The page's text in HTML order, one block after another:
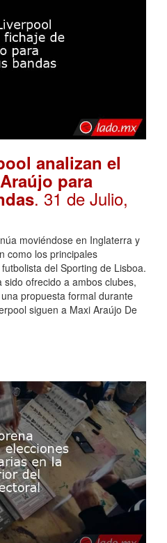
analizan el
para
. 31 de Julio,
moviéndose en Inglaterra y
como los principales
del Sporting de Lisboa.
ofrecido a ambos clubes,
propuesta formal durante
siguen a Maxi Araújo De